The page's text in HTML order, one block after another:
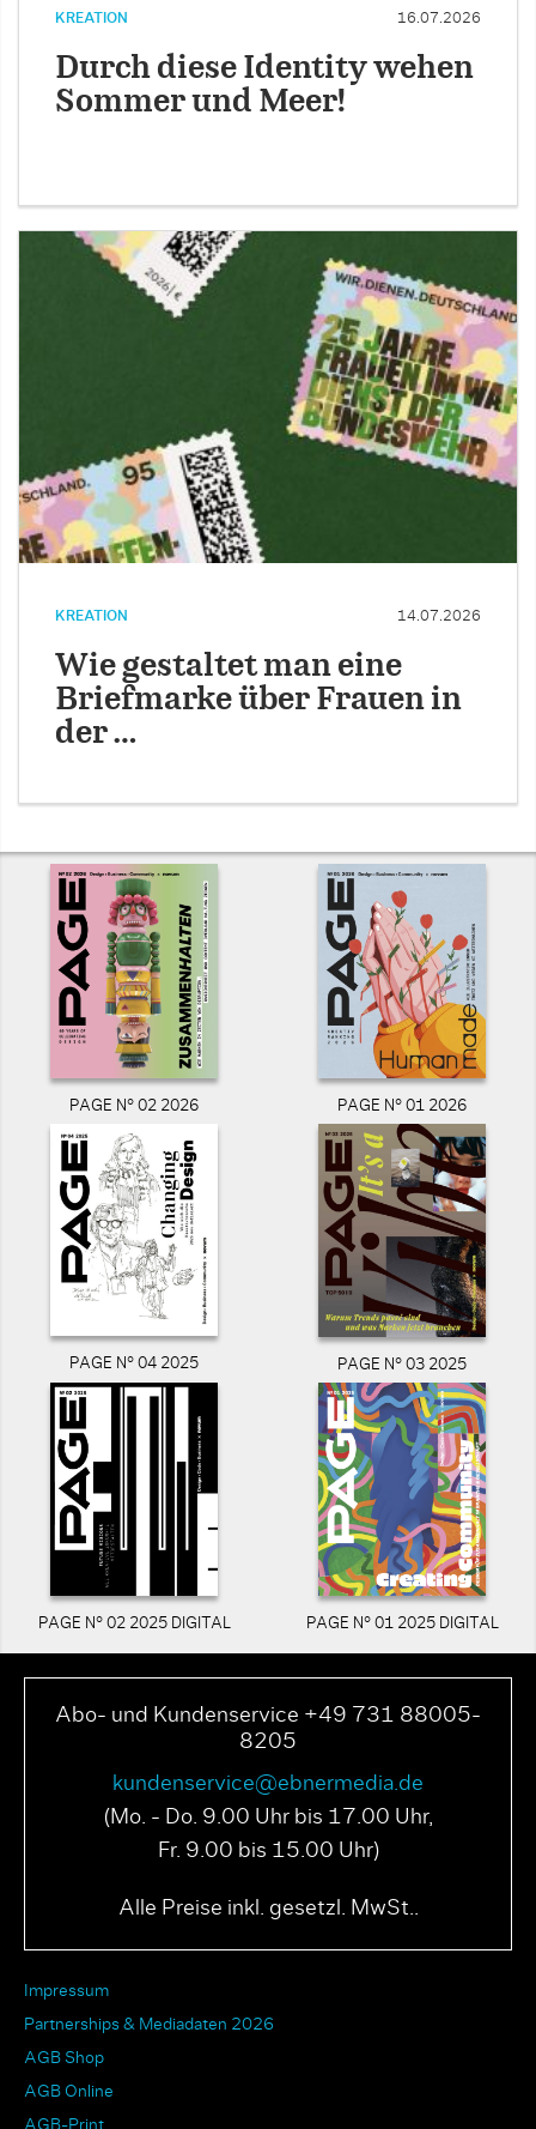
KREATION 16.07.2026
Durch diese Identity wehen
Sommer und Meer!
KREATION 14.07.2026
Wie gestaltet man eine
Briefmarke über Frauen in
der …
PAGE N° 02 2026 PAGE N° 01 2026
PAGE N° 04 2025 PAGE N° 03 2025
PAGE N° 02 2025 DIGITAL PAGE N° 01 2025 DIGITAL
Abo- und Kundenservice +49 731 88005-
8205
kundenservice@ebnermedia.de
(Mo. - Do. 9.00 Uhr bis 17.00 Uhr,
Fr. 9.00 bis 15.00 Uhr)
Alle Preise inkl. gesetzl. MwSt..
Impressum
Partnerships & Mediadaten 2026
AGB Shop
AGB Online